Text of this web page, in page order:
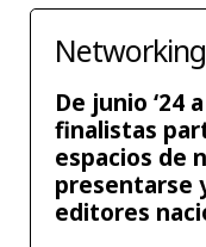
Networking
De junio ‘24
finalistas
espacios de
presentarse
editores